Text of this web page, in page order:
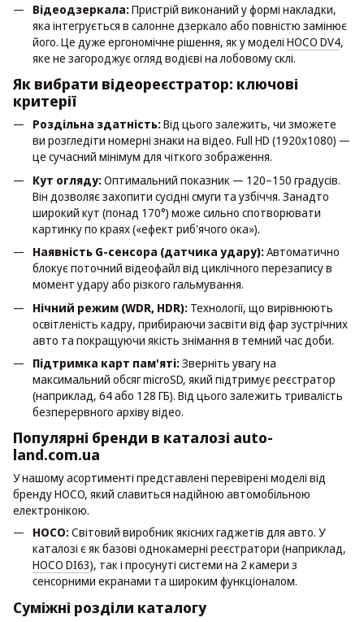
Відеодзеркала:Пристрій виконаний у формі накладки,
яка інтегрується в салонне дзеркало або повністю замінює
його. Це дуже ергономічне рішення, як у моделі HOCO DV4,
яке не загороджує огляд водієві на лобовому склі.
Як вибрати відеореєстратор: ключові
критерії
Роздільна здатність:Від цього залежить, чи зможете
ви розгледіти номерні знаки на відео. Full HD (1920x1080) —
це сучасний мінімум для чіткого зображення.
Кут огляду:Оптимальний показник — 120–150 градусів.
Він дозволяє захопити сусідні смуги та узбіччя. Занадто
широкий кут (понад 170°) може сильно спотворювати
картинку по краях («ефект риб'ячого ока»).
Наявність G-сенсора (датчика удару):Автоматично
блокує поточний відеофайл від циклічного перезапису в
момент удару або різкого гальмування.
Нічний режим (WDR, HDR): Технології, що вирівнюють
освітленість кадру, прибираючи засвіти від фар зустрічних
авто та покращуючи якість знімання в темний час доби.
Підтримка карт пам'яті:Зверніть увагу на
максимальний обсяг microSD, який підтримує реєстратор
(наприклад, 64 або 128 ГБ). Від цього залежить тривалість
безперервного архіву відео.
Популярні бренди в каталозі auto-
land.com.ua
У нашому асортименті представлені перевірені моделі від
бренду HOCO, який славиться надійною автомобільною
електронікою.
HOCO:Світовий виробник якісних гаджетів для авто. У
каталозі є як базові однокамерні реєстратори (наприклад,
HOCO DI63), так і просунуті системи на 2 камери з
сенсорними екранами та широким функціоналом.
Суміжні розділи каталогу